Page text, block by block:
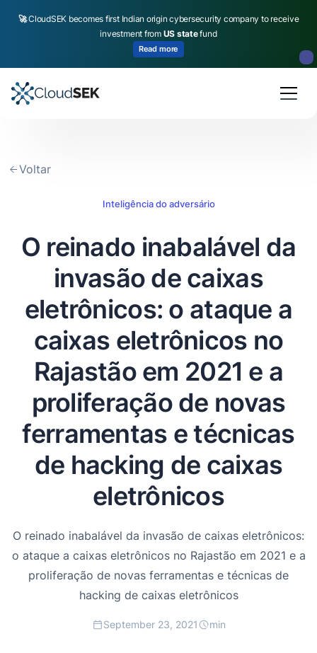
🚀CloudSEK becomes first Indian origin cybersecurity company to receive
investment from US statefund
Read more
Voltar
Inteligência do adversário
O reinado inabalável da
invasão de caixas
eletrônicos: o ataque a
caixas eletrônicos no
Rajastão em 2021 e a
proliferação de novas
ferramentas e técnicas
de hacking de caixas
eletrônicos
O reinado inabalável da invasão de caixas eletrônicos:
o ataque a caixas eletrônicos no Rajastão em 2021 e a
proliferação de novas ferramentas e técnicas de
hacking de caixas eletrônicos
September 23, 2021 min